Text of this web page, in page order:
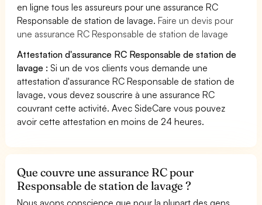
en ligne tous les assureurs pour une assurance RC
Responsable de station de lavage.Faire un devis pour
une assurance RC Responsable de station de lavage
Attestation d'assurance RC Responsable de station de
lavage : Si un de vos clients vous demande une
attestation d'assurance RC Responsable de station de
lavage, vous devez souscrire à une assurance RC
couvrant cette activité. Avec SideCare vous pouvez
avoir cette attestation en moins de 24 heures.
Que couvre une assurance RC pour
Responsable de station de lavage ?
Nous avons conscience que pour la plupart des gens